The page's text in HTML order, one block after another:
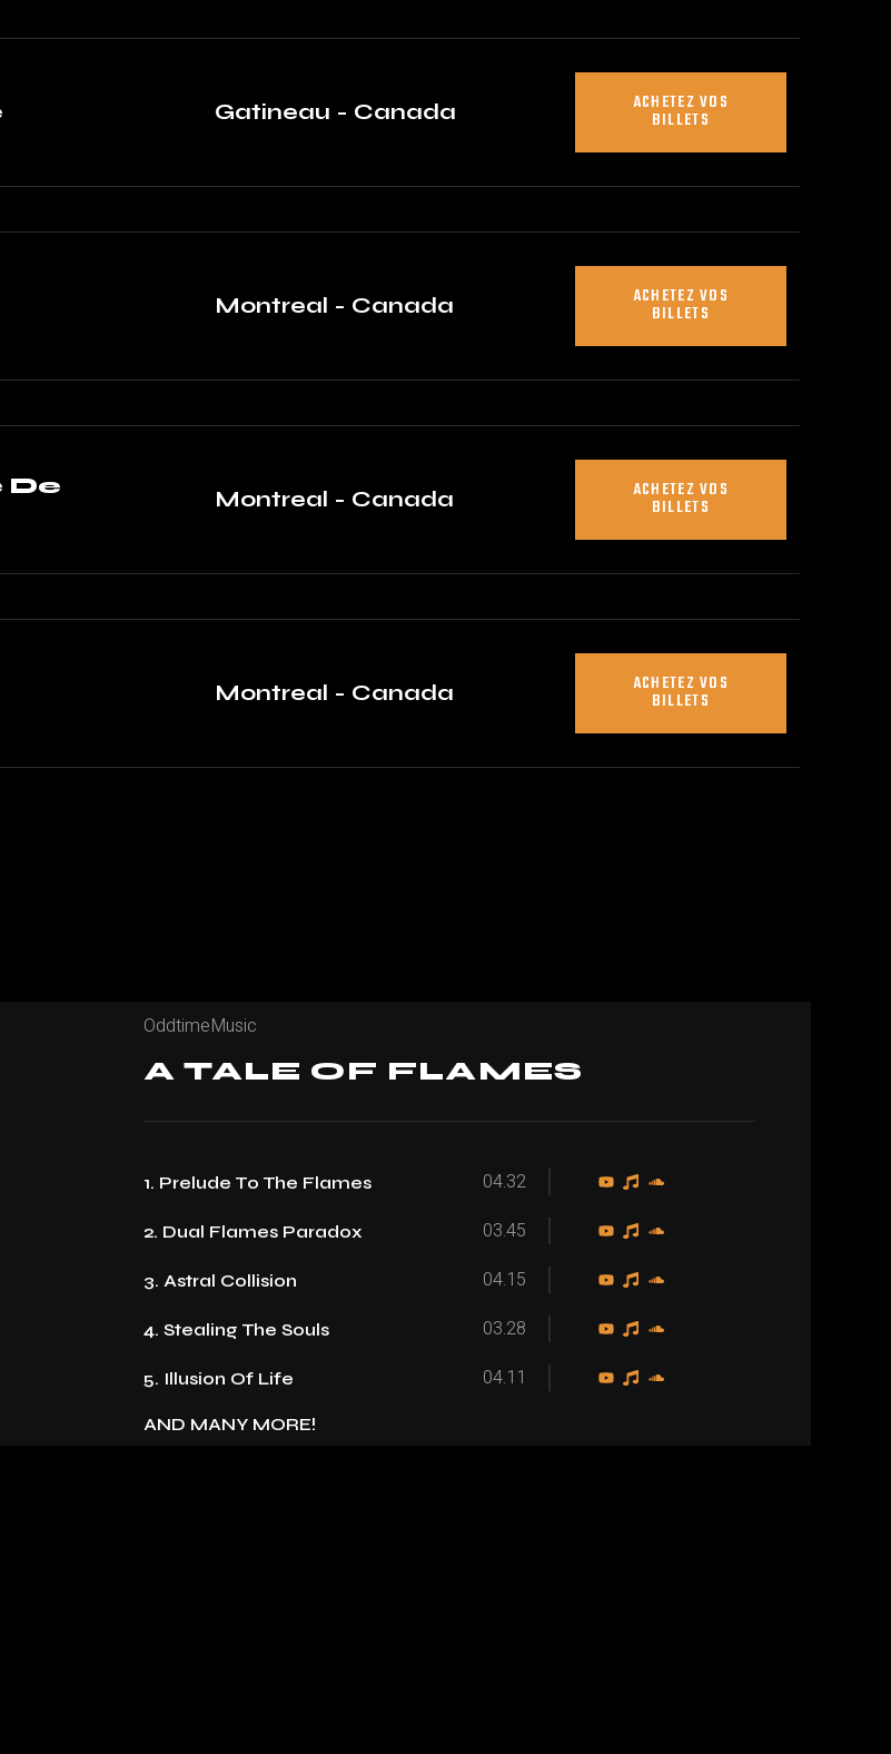
Gatineau - Canada ACHETEZ VOS
BILLETS
Montreal - Canada ACHETEZ VOS
BILLETS
De
Montreal - Canada ACHETEZ VOS
BILLETS
Montreal - Canada ACHETEZ VOS
BILLETS
OddtimeMusic
A TALE OF FLAMES
1. Prelude To The Flames 04.32
2. Dual Flames Paradox 03.45
3. Astral Collision 04.15
4. Stealing The Souls 03.28
5. Illusion Of Life 04.11
AND MANY MORE!